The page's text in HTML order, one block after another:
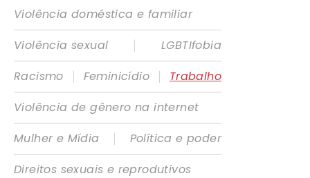
Violência doméstica e familiar
Violência sexual
|
LGBTIfobia
Racismo
| Feminicídio |
Trabalho
Violência de gênero na internet
Mulher e Mídia
|
Política e poder
Direitos sexuais e reprodutivos